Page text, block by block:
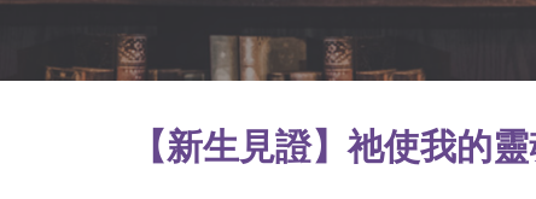
【新生見證】祂使我的